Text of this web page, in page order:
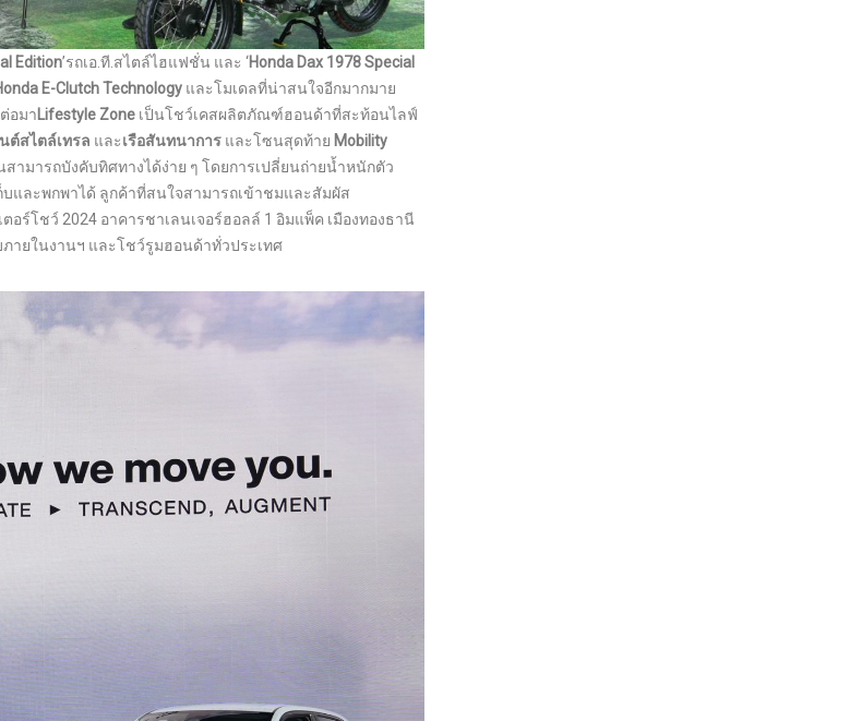
Edition’รถเอ.ที.สไตล์ไฮแฟชั่น และ ‘Honda Dax 1978 Special
E-Clutch Technology และโมเดลที่น่าสนใจอีกมากมาย
อมาLifestyle Zone เป็นโชว์เคสผลิตภัณฑ์ฮอนด้าที่สะท้อนไลฟ์
ต์สไตล์เทรล และเรือสันทนาการ และโซนสุดท้าย Mobility
มารถบังคับทิศทางได้ง่าย ๆ โดยการเปลี่ยนถ่ายน้ำหนักตัว
บและพกพาได้ ลูกค้าที่สนใจสามารถเข้าชมและสัมผัส
ร์โชว์ 2024 อาคารชาเลนเจอร์ฮอลล์ 1 อิมแพ็ค เมืองทองธานี
ายในงานฯ และโชว์รูมฮอนด้าทั่วประเทศ